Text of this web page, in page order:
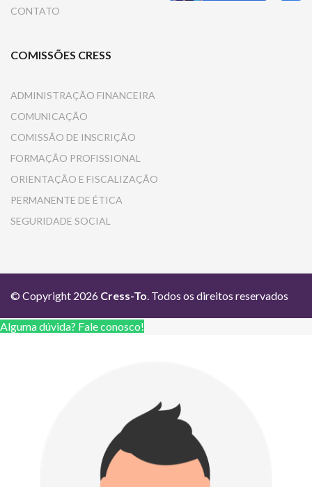
CONTATO
COMISSÕES CRESS
ADMINISTRAÇÃO FINANCEIRA
COMUNICAÇÃO
COMISSÃO DE INSCRIÇÃO
FORMAÇÃO PROFISSIONAL
ORIENTAÇÃO E FISCALIZAÇÃO
PERMANENTE DE ÉTICA
SEGURIDADE SOCIAL
© Copyright 2026 Cress-To. Todos os direitos reservados
Alguma dúvida? Fale conosco!